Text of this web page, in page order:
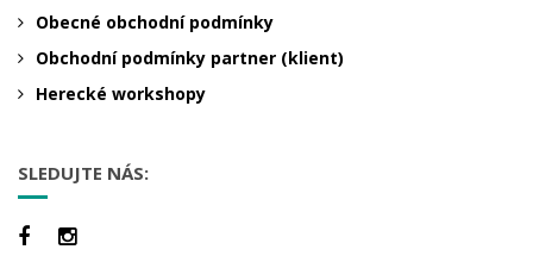
Obecné obchodní podmínky
Obchodní podmínky partner (klient)
Herecké workshopy
SLEDUJTE NÁS: